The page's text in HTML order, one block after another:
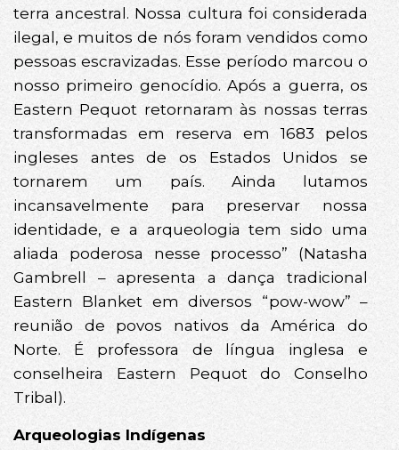
terra ancestral. Nossa cultura foi considerada
ilegal, e muitos de nós foram vendidos como
pessoas escravizadas. Esse período marcou o
nosso primeiro genocídio. Após a guerra, os
Eastern Pequot retornaram às nossas terras
transformadas em reserva em 1683 pelos
ingleses antes de os Estados Unidos se
tornarem um país. Ainda lutamos
incansavelmente para preservar nossa
identidade, e a arqueologia tem sido uma
aliada poderosa nesse processo” (Natasha
Gambrell – apresenta a dança tradicional
Eastern Blanket em diversos “pow-wow” –
reunião de povos nativos da América do
Norte. É professora de língua inglesa e
conselheira Eastern Pequot do Conselho
Tribal).
Arqueologias Indígenas